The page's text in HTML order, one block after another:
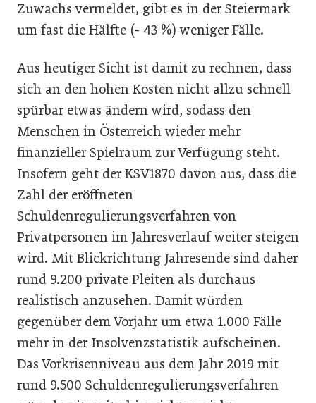
Zuwachs vermeldet, gibt es in der Steiermark
um fast die Hälfte (- 43 %) weniger Fälle.
Aus heutiger Sicht ist damit zu rechnen, dass
sich an den hohen Kosten nicht allzu schnell
spürbar etwas ändern wird, sodass den
Menschen in Österreich wieder mehr
finanzieller Spielraum zur Verfügung steht.
Insofern geht der KSV1870 davon aus, dass die
Zahl der eröffneten
Schuldenregulierungsverfahren von
Privatpersonen im Jahresverlauf weiter steigen
wird. Mit Blickrichtung Jahresende sind daher
rund 9.200 private Pleiten als durchaus
realistisch anzusehen. Damit würden
gegenüber dem Vorjahr um etwa 1.000 Fälle
mehr in der Insolvenzstatistik aufscheinen.
Das Vorkrisenniveau aus dem Jahr 2019 mit
rund 9.500 Schuldenregulierungsverfahren